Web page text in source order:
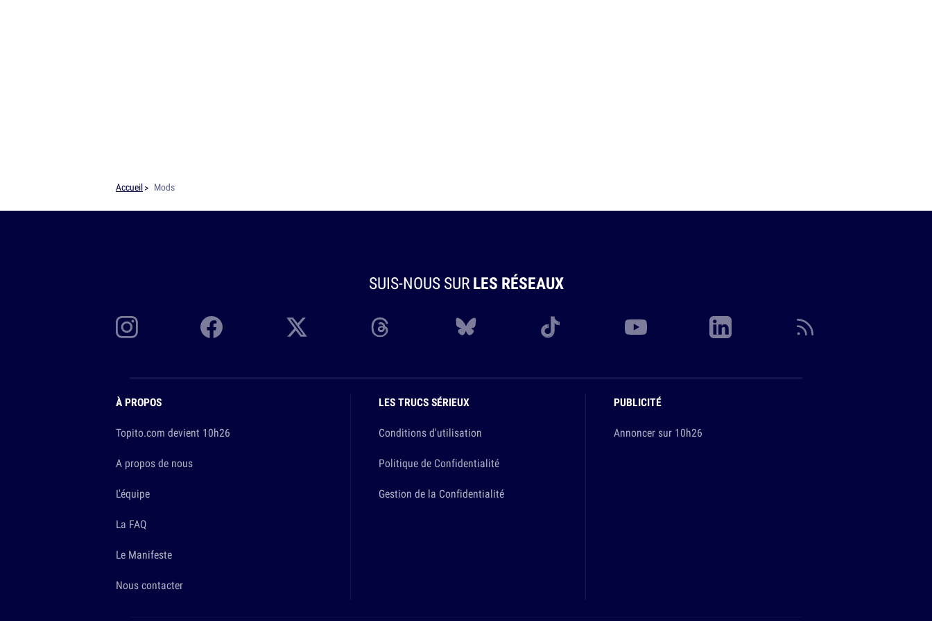
Accueil Mods
SUIS-NOUS SURLES RÉSEAUX
À PROPOS
Topito.com devient 10h26
A propos de nous
L'équipe
La FAQ
Le Manifeste
Nous contacter
LES TRUCS SÉRIEUX
Conditions d'utilisation
Politique de Confidentialité
Gestion de la Confidentialité
PUBLICITÉ
Annoncer sur 10h26